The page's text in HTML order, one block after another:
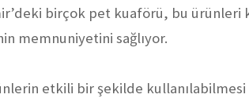
birçok pet kuaförü, bu ürünleri
memnuniyetini sağlıyor.
etkili bir şekilde